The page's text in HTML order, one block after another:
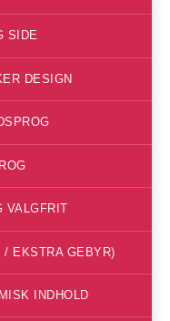
SIDE
DESIGN
VALGFRIT
EKSTRA GEBYR)
INDHOLD